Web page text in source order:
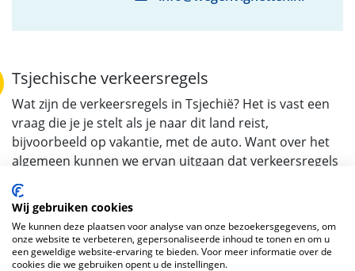
Tsjechische verkeersregels
Wat zijn de verkeersregels in Tsjechië? Het is vast een
vraag die je je stelt als je naar dit land reist,
bijvoorbeeld op vakantie, met de auto. Want over het
algemeen kunnen we ervan uitgaan dat verkeersregels
in verschillende landen redelijk overeenkomen, er zijn
ook altijd verschillen. Wij hebben een uitgebreid
overzicht gemaakt van de verkeersregels in de
Tsjechische Republiek.
Wij gebruiken cookies
We kunnen deze plaatsen voor analyse van onze bezoekersgegevens, om
onze website te verbeteren, gepersonaliseerde inhoud te tonen en om u
een geweldige website-ervaring te bieden. Voor meer informatie over de
cookies die we gebruiken opent u de instellingen.